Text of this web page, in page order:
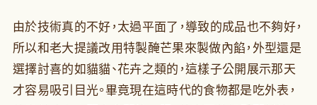
由於技術真的不好，太過平面了，導致的成品也不夠好，
所以和老大提議改用特製醃芒果來製做內餡，外型還是
選擇討喜的如貓貓、花卉之類的，這樣子公開展示那天
才容易吸引目光。畢竟現在這時代的食物都是吃外表，